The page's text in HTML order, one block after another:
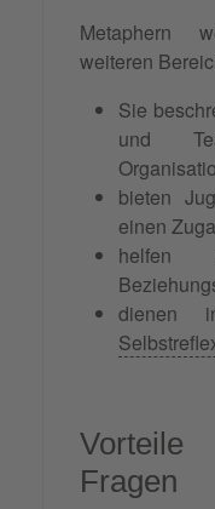
Metaphern
weiteren
Sie
und
bieten
einen
helfen
dienen
Vorteile
Fragen